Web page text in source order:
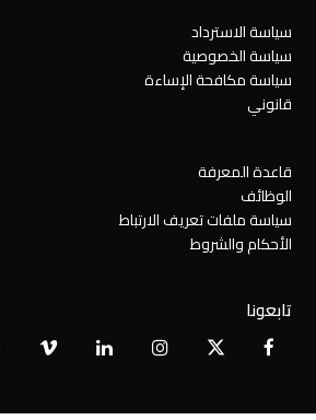
سياسة الاسترداد
سياسة الخصوصية
سياسة مكافحة الإساءة
قانوني
قاعدة المعرفة
الوظائف
سياسة ملفات تعريف الارتباط
الأحكام والشروط
تابعونا
Facebook
X
Instagram
LinkedIn
Vimeo